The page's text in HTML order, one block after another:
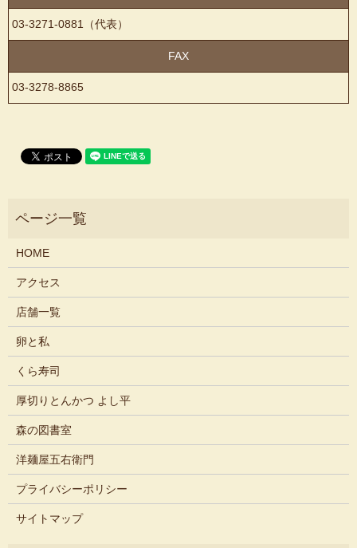
03-3271-0881（代表）
FAX
03-3278-8865
HOME
アクセス
店舗一覧
卵と私
くら寿司
厚切りとんかつ よし平
森の図書室
洋麺屋五右衛門
プライバシーポリシー
サイトマップ